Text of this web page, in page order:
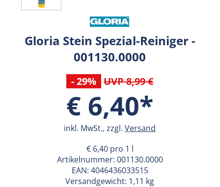
Gloria Stein Spezial-Reiniger -
001130.0000
- 29% UVP 8,99 €
€ 6,40*
inkl. MwSt., zzgl.Versand
€ 6,40 pro 1 l
Artikelnummer: 001130.0000
EAN: 4046436033515
Versandgewicht: 1,11 kg